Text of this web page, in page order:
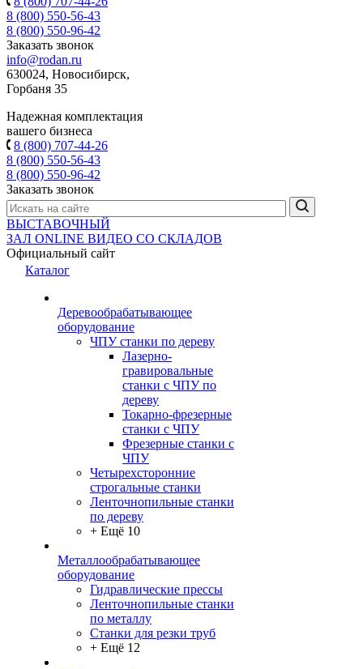
8 (800) 550-56-43
8 (800) 550-96-42
Заказать звонок
info@rodan.ru
630024, Новосибирск,
Горбаня 35
Надежная комплектация
вашего бизнеса
8 (800) 707-44-26
8 (800) 550-56-43
8 (800) 550-96-42
Заказать звонок
ВЫСТАВОЧНЫЙ
ЗАЛ ONLINE ВИДЕО СО СКЛАДОВ
Официальный сайт
Каталог
Деревообрабатывающее
оборудование
ЧПУ станки по дереву
Лазерно-
гравировальные
станки с ЧПУ по
дереву
Токарно-фрезерные
станки с ЧПУ
Фрезерные станки с
ЧПУ
Четырехсторонние
строгальные станки
Ленточнопильные станки
по дереву
+ Ещё 10
Металлообрабатывающее
оборудование
Гидравлические прессы
Ленточнопильные станки
по металлу
Станки для резки труб
+ Ещё 12